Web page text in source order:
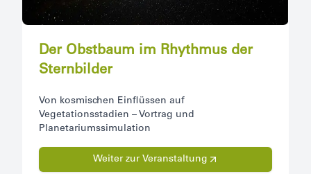
Der Obstbaum im Rhythmus der
Sternbilder
Von kosmischen Einflüssen auf
Vegetationsstadien – Vortrag und
Planetariumssimulation
Weiter zur Veranstaltung